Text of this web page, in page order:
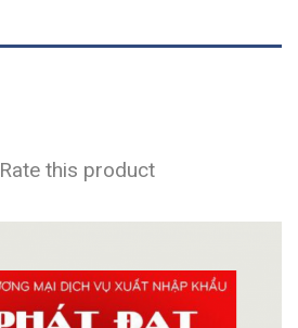
Rate this product